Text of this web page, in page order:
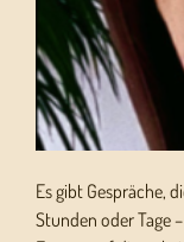
Es gibt Gespräche,
Stunden oder Tage